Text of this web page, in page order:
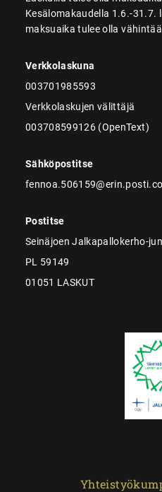
Kesälomakaudella 1.6.-31.7.
maksuaika tulee olla
Verkkolaskuna
003701985593
Verkkolaskujen välittäjä
003708599126 (OpenText)
Sähköpostitse
Postitse
Seinäjoen Jalkapallokerho-
PL 59149
01051 LASKUT